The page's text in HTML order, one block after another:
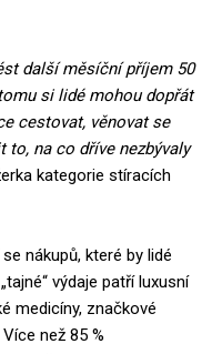
další měsíční příjem 50
si lidé mohou dopřát
cestovat, věnovat se
na co dříve nezbývaly
kategorie stíracích
nákupů, které by lidé
výdaje patří luxusní
medicíny, značkové
než 85 %